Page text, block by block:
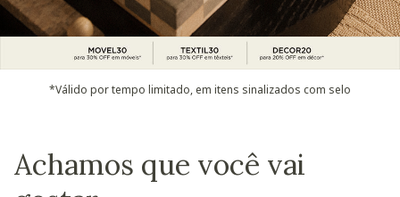
*Válido por tempo limitado, em itens sinalizados com selo
Achamos que você vai